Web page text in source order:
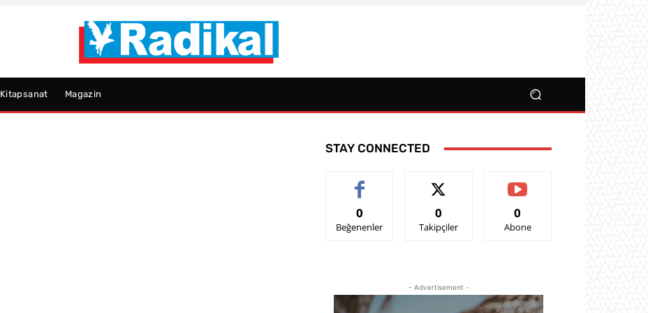
Kitapsanat Magazin
STAY CONNECTED
0
Beğenenler
0
Takipçiler
0
Abone
- Advertisement -